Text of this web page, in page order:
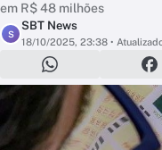
em R$ 48 milhões
S
SBT News
18/10/2025, 23:38 •